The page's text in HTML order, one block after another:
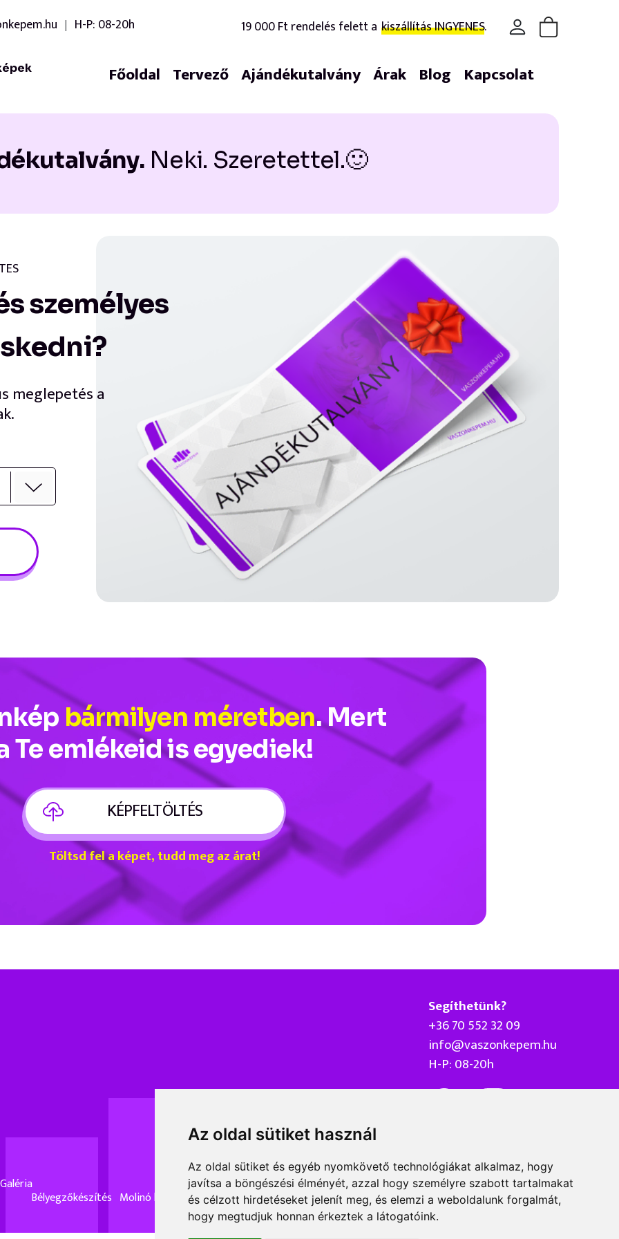
Az oldal sütiket használ
Az oldal sütiket és egyéb nyomkövető technológiákat alkalmaz, hogy
javítsa a böngészési élményét, azzal hogy személyre szabott tartalmakat
és célzott hirdetéseket jelenít meg, és elemzi a weboldalunk forgalmát,
hogy megtudjuk honnan érkeztek a látogatóink.
H-P: 08-20h 19 000 Ft rendelés felett a kiszállítás INGYENES.
Főoldal Tervező Ajándékutalvány Árak Blog Kapcsolat
Neki. Szeretettel.🙂
személyes
meglepetés a
bármilyen méretben. Mert
Te emlékeid is egyediek!
KÉPFELTÖLTÉS
Töltsd fel a képet, tudd meg az árat!
Segíthetünk?
+36 70 552 32 09
info@vaszonkepem.hu
H-P: 08-20h
Galéria
Bélyegzőkészítés Molinó készítés Matrica készítés Adatvédelmi nyilatkozat ÁSZF Impresszum